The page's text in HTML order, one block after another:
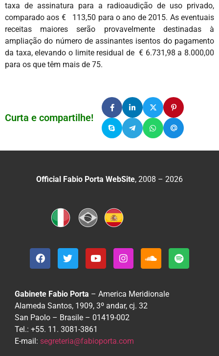
taxa de assinatura para a radioaudição de uso privado,
comparado aos € 113,50 para o ano de 2015. As eventuais
receitas maiores serão provavelmente destinadas à
ampliação do número de assinantes isentos do pagamento
da taxa, elevando o limite residual de € 6.731,98 a 8.000,00
para os que têm mais de 75.
Curta e compartilhe!
Official Fabio Porta WebSite, 2008 – 2026
Gabinete Fabio Porta – America Meridionale
Alameda Santos, 1909, 3º andar, cj. 32
San Paolo – Brasile – 01419-002
Tel.: +55. 11. 3081-3861
E-mail: segreteria@fabioporta.com